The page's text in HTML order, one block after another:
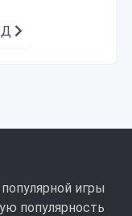
игры
популярность